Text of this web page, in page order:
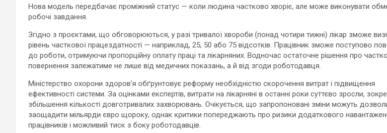
Нова модель передбачає проміжний статус — коли людина частково хворіє, але може виконувати
робочі завдання.
Згідно з проєктами, що обговорюються, у разі тривалої хвороби (понад чотири тижні) лікар зможе
рівень часткової працездатності — наприклад, 25, 50 або 75 відсотків. Працівник зможе поступово
до роботи, отримуючи пропорційну оплату праці та лікарняних. Водночас остаточне рішення про
повернення залежатиме не лише від медичних показань, а й від згоди роботодавця.
Міністерство охорони здоров’я обґрунтовує реформу необхідністю скорочення витрат і підвищення
ефективності системи. За оцінками експертів, витрати на лікарняні в останні роки суттєво зросли,
збільшення кількості довготривалих захворювань. Очікується, що запропоновані зміни можуть
заощадити мільярди євро щороку, однак критики попереджають про ризики додаткового
працівників і можливий тиск з боку роботодавців.